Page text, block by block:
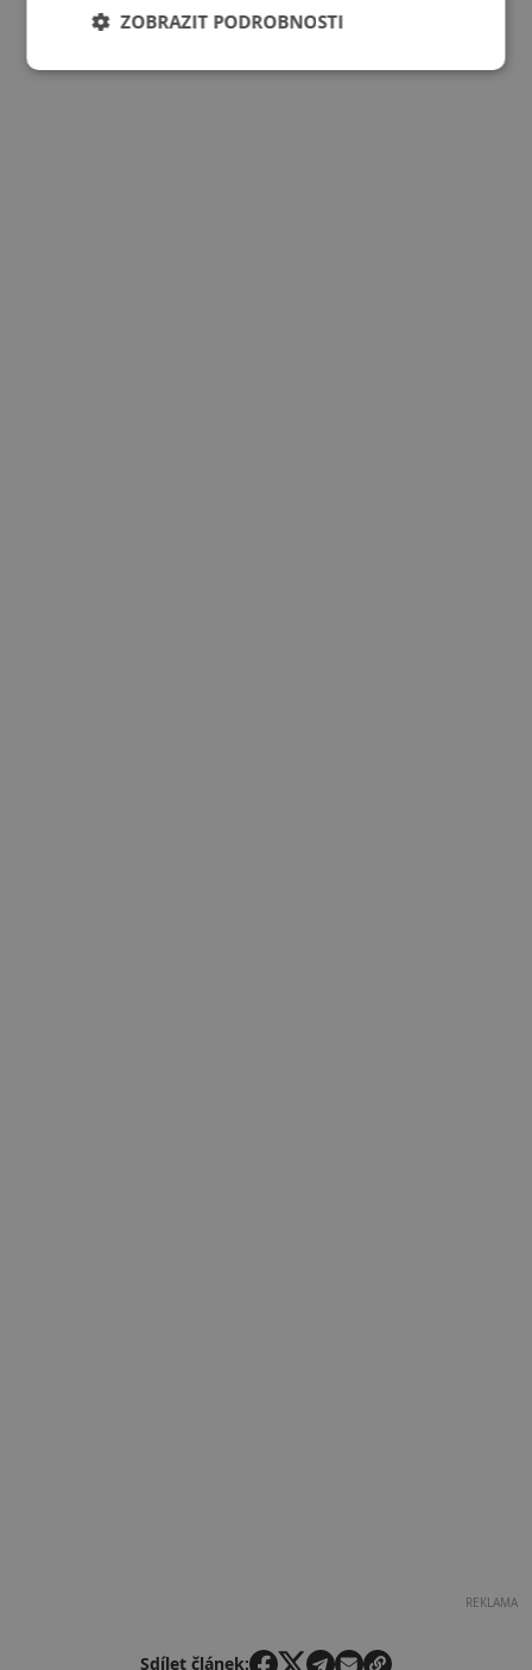
REKLAMA
Sdílet článek:
ZOBRAZIT PODROBNOSTI